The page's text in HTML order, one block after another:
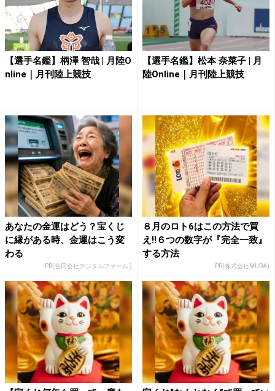
【選手名鑑】柄澤 智哉 | 月陸O
nline｜月刊陸上競技
【選手名鑑】松本 奈菜子 | 月
陸Online｜月刊陸上競技
あなたの金運はどう？宝くじ
に縁がある時、金運はこう変
わる
PR(合同会社デジタルファーム )
８月のロト6はこの方法で買
え!!６つの数字が『完全一致』
する方法
PR(株式会社MURA)